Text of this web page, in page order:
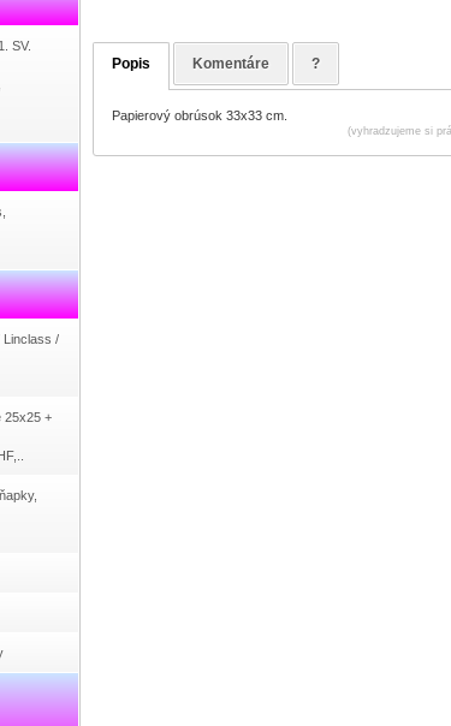
SV.
Linclass /
25x25 +
Popis Komentáre ?
Papierový obrúsok 33x33 cm.
(vyhradzujeme si